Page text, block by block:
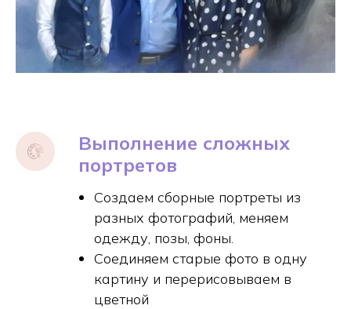
Выполнение сложных
портретов
Создаем сборные портреты из
разных фотографий, меняем
одежду, позы, фоны.
Соединяем старые фото в одну
картину и перерисовываем в
цветной